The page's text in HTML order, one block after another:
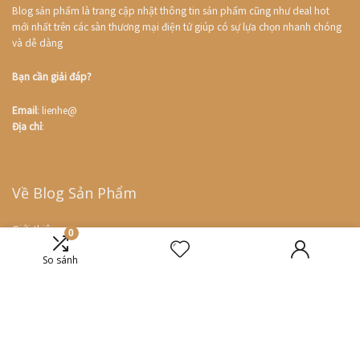
0
So sánh
Blog sản phẩm là trang cập nhật thông tin sản phẩm cũng như deal hot
mới nhất trên các sàn thương mại điện tử giúp có sự lựa chọn nhanh chóng
và dễ dàng
Bạn cần giải đáp?
Email: lienhe@
Địa chỉ:
Về Blog Sản Phẩm
Giới thiệu